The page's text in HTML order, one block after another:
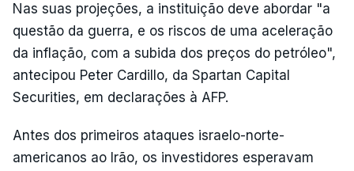
Nas suas projeções, a instituição deve abordar "a
questão da guerra, e os riscos de uma aceleração
da inflação, com a subida dos preços do petróleo",
antecipou Peter Cardillo, da Spartan Capital
Securities, em declarações à AFP.
Antes dos primeiros ataques israelo-norte-
americanos ao Irão, os investidores esperavam